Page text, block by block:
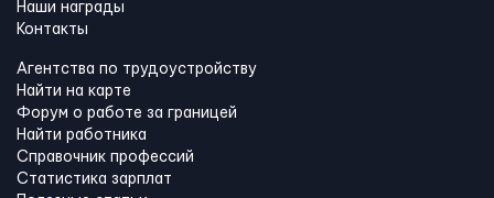
Наши награды
Контакты
Агентства по трудоустройству
Найти на карте
Форум о работе за границей
Найти работника
Справочник профессий
Статистика зарплат